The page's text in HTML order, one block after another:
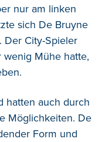
nur am linken
sich De Bruyne
Der City-Spieler
wenig Mühe hatte,
hatten auch durch
Möglichkeiten. De
Form und